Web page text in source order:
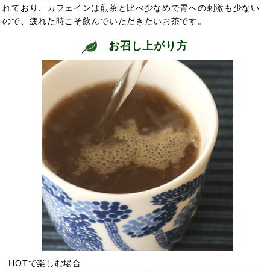
れており、カフェインは煎茶と比べ少なめで胃への刺激も少ない
ので、疲れた時こそ飲んでいただきたいお茶です。
お召し上がり方
HOTで楽しむ場合